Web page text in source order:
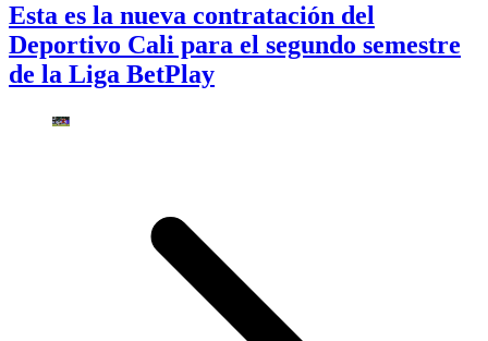
Esta es la nueva contratación del
Deportivo Cali para el segundo semestre
de la Liga BetPlay